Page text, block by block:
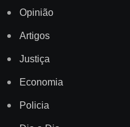
Opinião
Artigos
Justiça
Economia
Policia